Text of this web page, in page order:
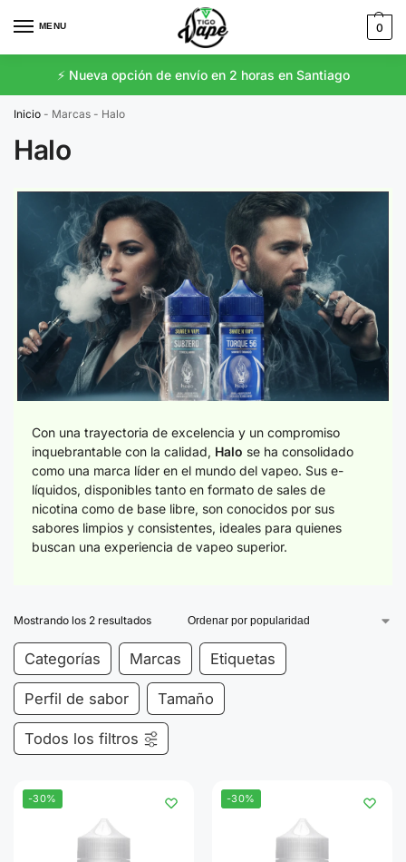
MENU 0
⚡️ Nueva opción de envío en 2 horas en Santiago
Inicio - Marcas - Halo
Halo
Con una trayectoria de excelencia y un compromiso
inquebrantable con la calidad, Halo se ha consolidado
como una marca líder en el mundo del vapeo. Sus e-
líquidos, disponibles tanto en formato de sales de
nicotina como de base libre, son conocidos por sus
sabores limpios y consistentes, ideales para quienes
buscan una experiencia de vapeo superior.
Mostrando los 2 resultados
Categorías Marcas Etiquetas
Perfil de sabor Tamaño
Todos los filtros
-30% -30%